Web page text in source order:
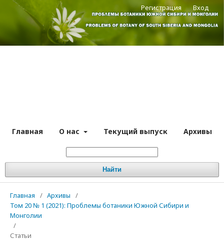
Главная О нас Текущий выпуск Архивы
Найти
Регистрация Вход
Главная / Архивы
/
Том 20 № 1 (2021): Проблемы ботаники Южной Сибири и
Монголии
/
Статьи